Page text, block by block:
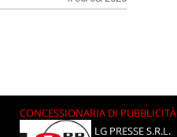
CONCESSIONARIA DI PUBBLICITÀ
LG PRESSE S.R.L.